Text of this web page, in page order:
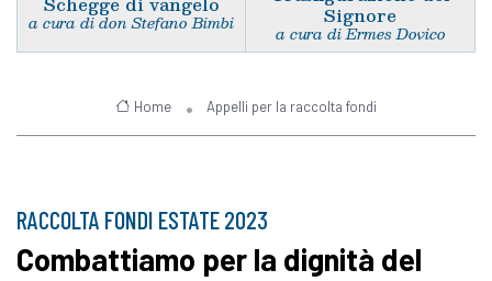
a cura di don Stefano Bimbi Signore
a cura di Ermes Dovico
Home Appelli per la raccolta fondi
RACCOLTA FONDI ESTATE 2023
Combattiamo per la dignità del